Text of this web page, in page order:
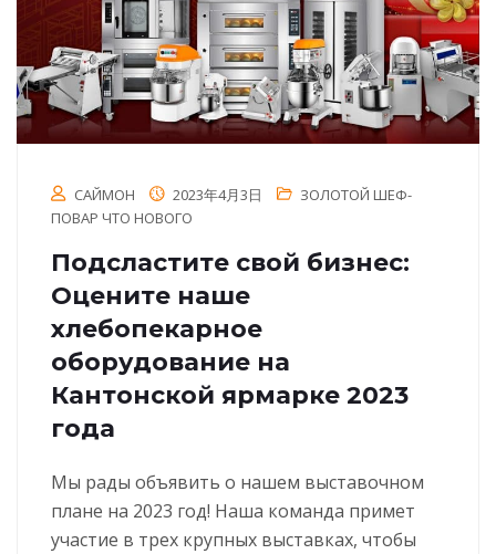
САЙМОН 2023年4月3日
ЗОЛОТОЙ ШЕФ-
ПОВАР ЧТО НОВОГО
Подсластите свой бизнес:
Оцените наше
хлебопекарное
оборудование на
Кантонской ярмарке 2023
года
Мы рады объявить о нашем выставочном
плане на 2023 год! Наша команда примет
участие в трех крупных выставках, чтобы